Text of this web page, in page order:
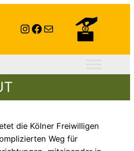
Instagram
Facebook
E-Mail
die Kölner Freiwilligen
Weg für